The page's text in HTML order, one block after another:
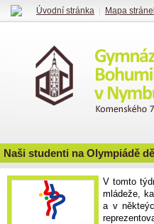
Naši studenti na Olympiádě
V tomto
mládeže,
a v
Úvodní stránka Mapa